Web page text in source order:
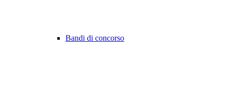
Bandi di concorso